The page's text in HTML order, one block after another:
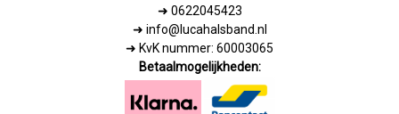
➜ 0622045423
➜ info@lucahalsband.nl
➜ KvK nummer: 60003065
Betaalmogelijkheden: